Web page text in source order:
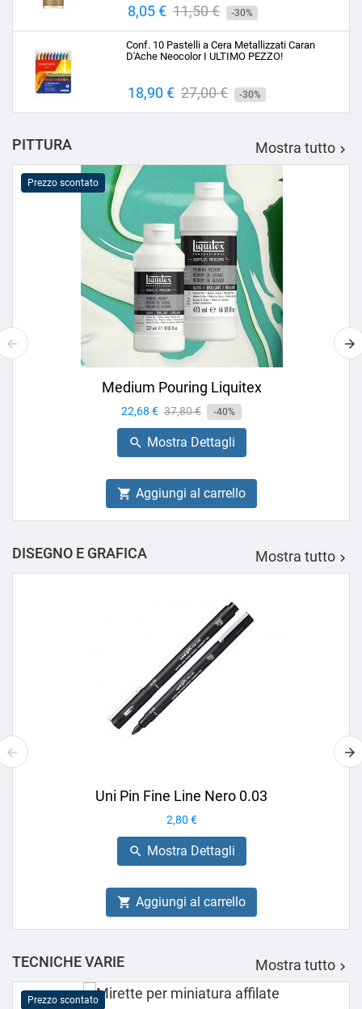
Prezzo
8,05 € Prezzo
base
11,50 € -30%
Conf. 10 Pastelli a Cera Metallizzati Caran
D'Ache Neocolor I ULTIMO PEZZO!
Prezzo
18,90 € Prezzo
base
27,00 € -30%
PITTURA Mostra tutto 
Prezzo scontato
Medium Pouring Liquitex
Prezzo
22,68 € Prezzo
base
37,80 € -40%
 Mostra Dettagli
 Aggiungi al carrello
DISEGNO E GRAFICA Mostra tutto 
Uni Pin Fine Line Nero 0.03
Prezzo
2,80 €
 Mostra Dettagli
 Aggiungi al carrello
TECNICHE VARIE Mostra tutto 
Prezzo scontato